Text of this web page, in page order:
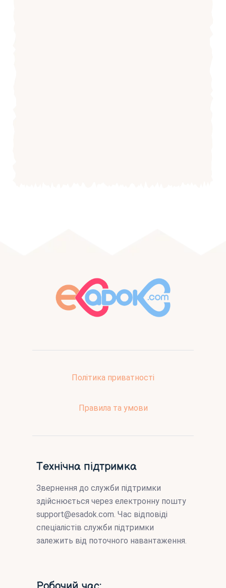
Політика приватності
Правила та умови
Технічна підтримка
Звернення до служби підтримки
здійснюється через електронну пошту
support@esadok.com. Час відповіді
спеціалістів служби підтримки
залежить від поточного навантаження.